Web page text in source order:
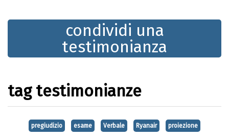
condividi una
testimonianza
tag testimonianze
pregiudizio esame Verbale Ryanair proiezione